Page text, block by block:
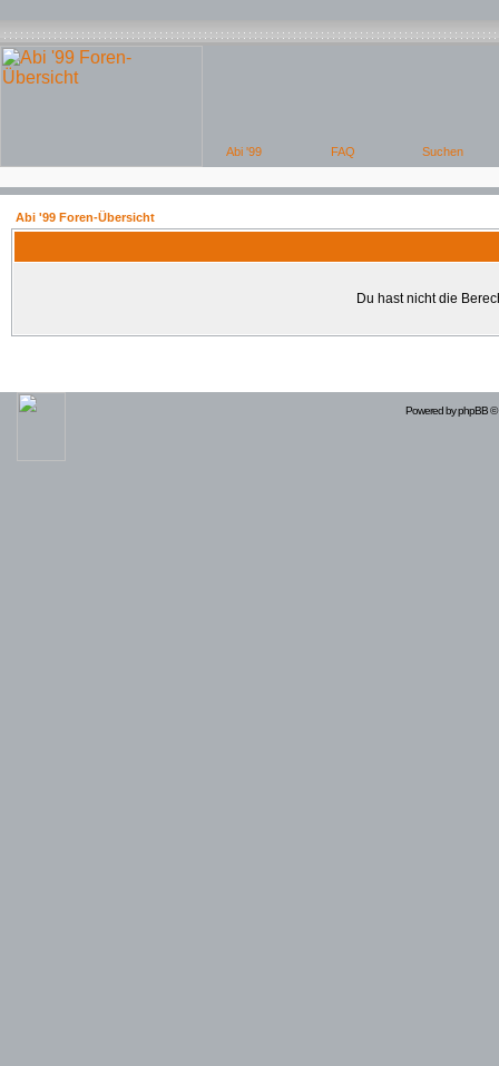
Abi '99 Foren-Übersicht
Du hast nicht die
Powered byphpBB©